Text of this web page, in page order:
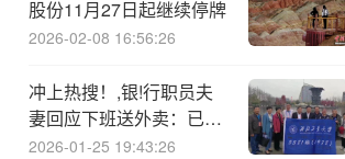
股份11月27日起继续停牌
2026-02-08 16:56:26
冲上热搜！,银!行职员夫
妻回应下班送外卖：已成
为舒缓工作压力的方式
2026-01-25 19:43:26